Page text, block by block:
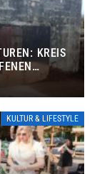
KREIS
KULTUR & LIFESTYLE